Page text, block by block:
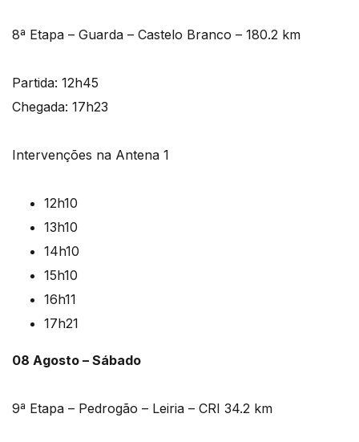
8ª Etapa – Guarda – Castelo Branco – 180.2 km
Partida: 12h45
Chegada: 17h23
Intervenções na Antena 1
12h10
13h10
14h10
15h10
16h11
17h21
08 Agosto – Sábado
9ª Etapa – Pedrogão – Leiria – CRI 34.2 km